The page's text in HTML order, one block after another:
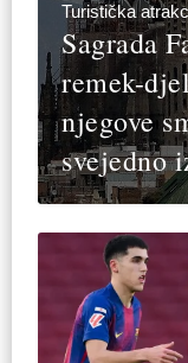
Turistička
Sagrada
remek-
njegove
svejedno